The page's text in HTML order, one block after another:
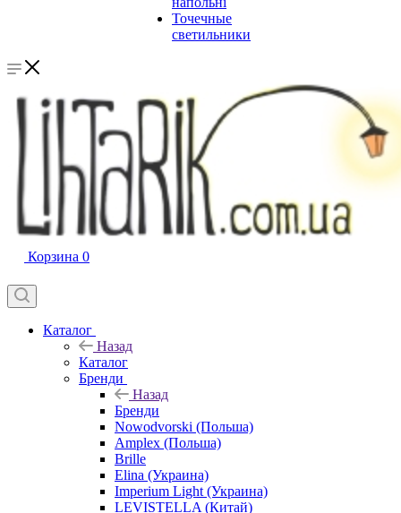
Точечные
светильники
Корзина 0
Каталог
Назад
Каталог
Бренди
Назад
Бренди
Nowodvorski (Польша)
Amplex (Польша)
Brille
Elina (Украина)
Imperium Light (Украина)
LEVISTELLA (Китай)